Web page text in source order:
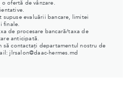
ofertă de vânzare.
supuse evaluării bancare, limitei
finale.
de procesare bancară/taxa de
anticipată.
să contactați departamentul nostru de
jlrsalon@daac-hermes.md